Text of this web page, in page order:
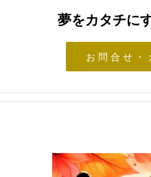
夢をカタチに
お問合せ・
View
Larger